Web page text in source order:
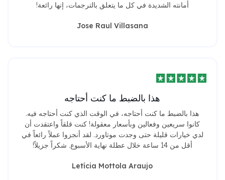
أمانته الشديدة في كل ما يتعلق بالترجمات، إنها رائعة!
Jose Raul Villasana
هذا بالضبط ما كنت أحتاجه
هذا بالضبط ما كنت أحتاجه، في الوقت الذي كنت أحتاجه فيه.
كانوا سريعين وفعالين وبأسعار معقولة! كنت قلقاً واعتقدت أن
لدي خيارات قليلة حتى وجدت موتاورد. لقد أنجزوا عملاً رائعاً في
أقل من 14 ساعة خلال عطلة نهاية الأسبوع. شكراً جزيلاً!
Letícia Mottola Araujo